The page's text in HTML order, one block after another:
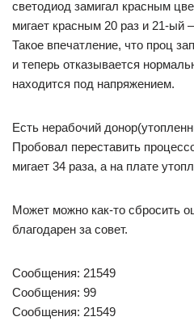
светодиод замигал красным
мигает красным 20 раз и 21-ый
Такое впечатление, что проц
и теперь отказывается
находится под напряжением.
Есть нерабочий
Пробовал переставить
мигает 34 раза, а на плате
Может можно как-то сбросить
благодарен за совет.
Сообщения: 21549
Сообщения: 99
Сообщения: 21549